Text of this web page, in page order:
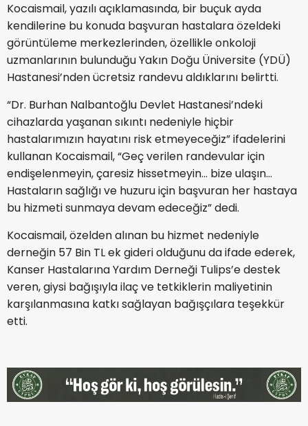
Kocaismail, yazılı açıklamasında, bir buçuk ayda
kendilerine bu konuda başvuran hastalara özeldeki
görüntüleme merkezlerinden, özellikle onkoloji
uzmanlarının bulunduğu Yakın Doğu Üniversite (YDÜ)
Hastanesi’nden ücretsiz randevu aldıklarını belirtti.
“Dr. Burhan Nalbantoğlu Devlet Hastanesi’ndeki
cihazlarda yaşanan sıkıntı nedeniyle hiçbir
hastalarımızın hayatını risk etmeyeceğiz” ifadelerini
kullanan Kocaismail, “Geç verilen randevular için
endişelenmeyin, çaresiz hissetmeyin… bize ulaşın…
Hastaların sağlığı ve huzuru için başvuran her hastaya
bu hizmeti sunmaya devam edeceğiz” dedi.
Kocaismail, özelden alınan bu hizmet nedeniyle
derneğin 57 Bin TL ek gideri olduğunu da ifade ederek,
Kanser Hastalarına Yardım Derneği Tulips’e destek
veren, giysi bağışıyla ilaç ve tetkiklerin maliyetinin
karşılanmasına katkı sağlayan bağışçılara teşekkür
etti.